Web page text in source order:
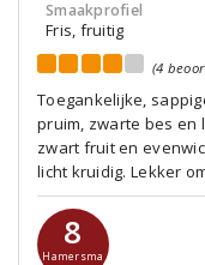
Smaakprofiel
Fris, fruitig
(4
Toegankelijke,
pruim, zwarte bes en
zwart fruit en
licht kruidig. Lekker
8
Hamersma